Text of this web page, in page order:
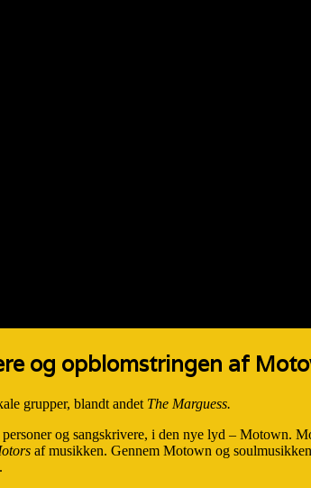
og opblomstringen af
grupper, blandt andet The Marguess.
og sangskrivere, i den nye lyd – Motown.
af musikken. Gennem Motown og